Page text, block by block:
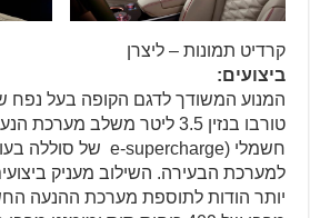
קרדיט תמונות – ליצרן
ביצועים:
טורבו בנזין 3.5 ליטר משלב
למערכת הבעירה. השילוב מעניק ביצועים
יותר הודות לתוספת מערכת ההנעה